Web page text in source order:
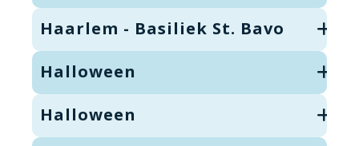
Haarlem - Basiliek St. Bavo
Halloween
Halloween